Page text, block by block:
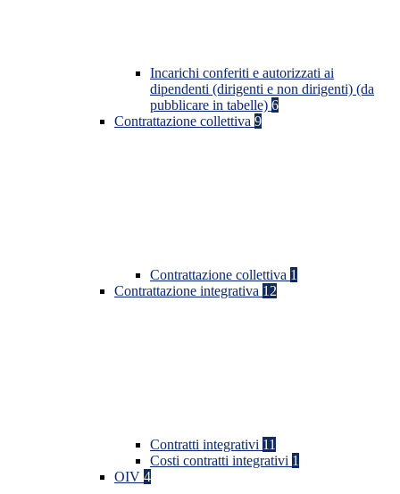
Incarichi conferiti e autorizzati ai
dipendenti (dirigenti e non dirigenti) (da
pubblicare in tabelle) 6
Contrattazione collettiva 9
Contrattazione collettiva 1
Contrattazione integrativa 12
Contratti integrativi 11
Costi contratti integrativi 1
OIV 4